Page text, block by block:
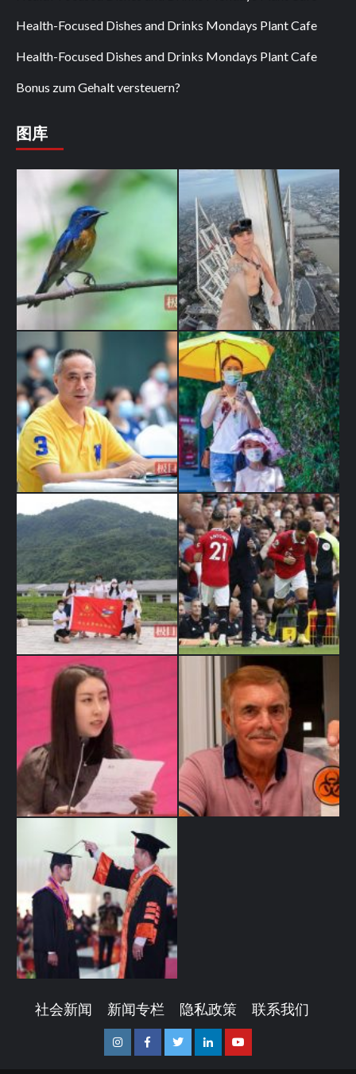
Health-Focused Dishes and Drinks Mondays Plant Cafe
Health-Focused Dishes and Drinks Mondays Plant Cafe
Bonus zum Gehalt versteuern?
图库
社会新闻 新闻专栏 隐私政策 联系我们
InstagramFacebookTwitterLinkedinYoutube